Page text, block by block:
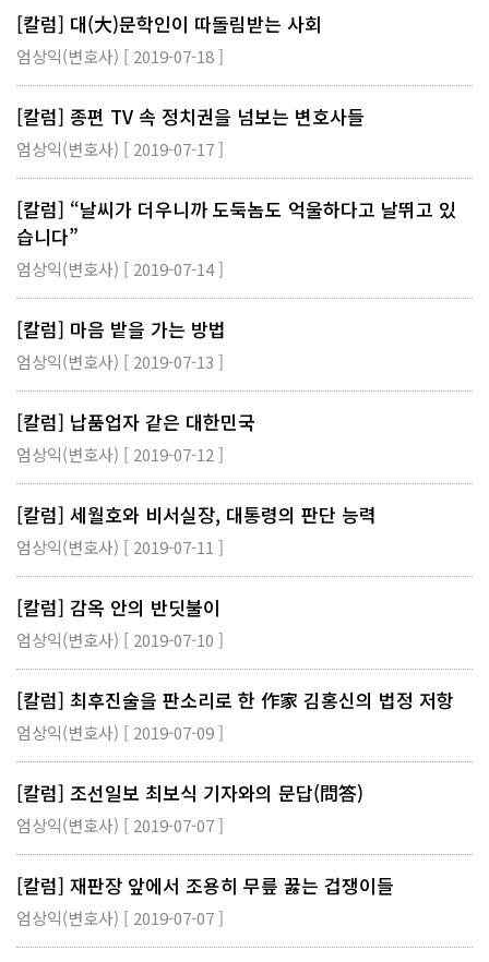
[칼럼] 대(大)문학인이 따돌림받는 사회
엄상익(변호사) [ 2019-07-18 ]
[칼럼] 종편 TV 속 정치권을 넘보는 변호사들
엄상익(변호사) [ 2019-07-17 ]
[칼럼] “날씨가 더우니까 도둑놈도 억울하다고 날뛰고 있
습니다”
엄상익(변호사) [ 2019-07-14 ]
[칼럼] 마음 밭을 가는 방법
엄상익(변호사) [ 2019-07-13 ]
[칼럼] 납품업자 같은 대한민국
엄상익(변호사) [ 2019-07-12 ]
[칼럼] 세월호와 비서실장, 대통령의 판단 능력
엄상익(변호사) [ 2019-07-11 ]
[칼럼] 감옥 안의 반딧불이
엄상익(변호사) [ 2019-07-10 ]
[칼럼] 최후진술을 판소리로 한 作家 김홍신의 법정 저항
엄상익(변호사) [ 2019-07-09 ]
[칼럼] 조선일보 최보식 기자와의 문답(問答)
엄상익(변호사) [ 2019-07-07 ]
[칼럼] 재판장 앞에서 조용히 무릎 꿇는 겁쟁이들
엄상익(변호사) [ 2019-07-07 ]